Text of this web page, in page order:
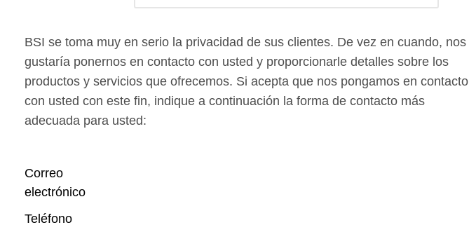
BSI se toma muy en serio la privacidad de sus clientes. De vez en cuando, nos
gustaría ponernos en contacto con usted y proporcionarle detalles sobre los
productos y servicios que ofrecemos. Si acepta que nos pongamos en contacto
con usted con este fin, indique a continuación la forma de contacto más
adecuada para usted:
Correo
electrónico
Teléfono